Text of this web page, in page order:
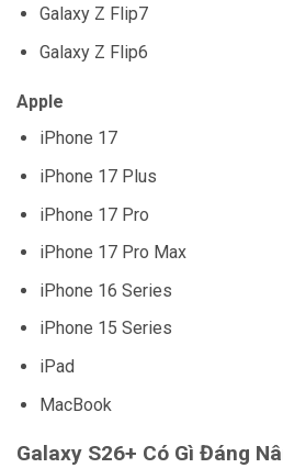
Galaxy Z Flip7
Galaxy Z Flip6
Apple
iPhone 17
iPhone 17 Plus
iPhone 17 Pro
iPhone 17 Pro Max
iPhone 16 Series
iPhone 15 Series
iPad
MacBook
Galaxy S26+ Có Gì Đáng